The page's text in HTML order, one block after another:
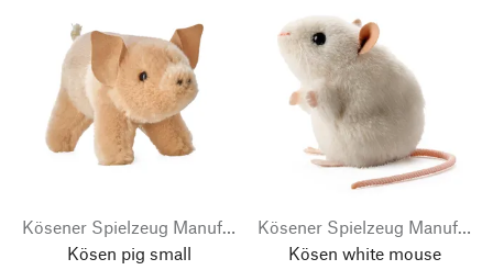
Kösener Spielzeug Manufaktur
Kösen pig small
Kösener Spielzeug Manufaktur
Kösen white mouse